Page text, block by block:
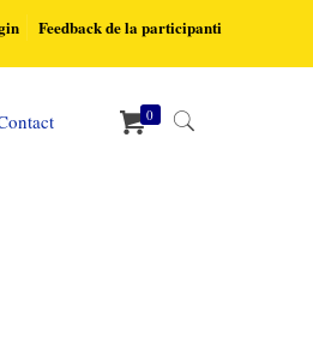
Feedback de la participanti
0